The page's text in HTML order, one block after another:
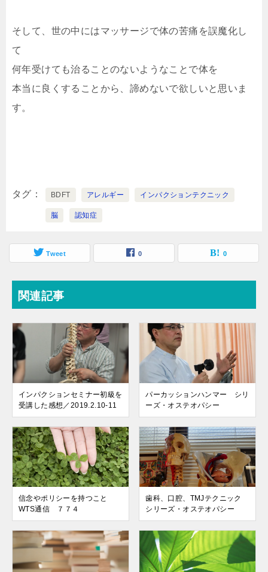
そして、世の中にはマッサージで体の苦痛を誤魔化し
て
何年受けても治ることのないようなことで体を
本当に良くすることから、諦めないで欲しいと思いま
す。
タグ BDFT アレルギー インパクションテクニック
脳 認知症
Tweet 0 0
関連記事
インパクションセミナー初級を
受講した感想／2019.2.10-11
パーカッションハンマー シリ
ーズ・オステオパシー
信念やポリシーを持つこと
WTS通信 ７７４
歯科、口腔、TMJテクニック
シリーズ・オステオパシー